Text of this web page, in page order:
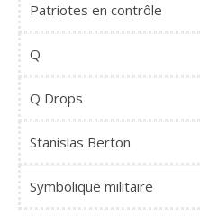
Patriotes en contrôle
Q
Q Drops
Stanislas Berton
Symbolique militaire